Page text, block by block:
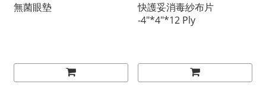
無菌眼墊
快護妥消毒紗布片
-4"*4"*12 Ply